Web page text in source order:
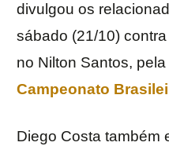
divulgou os
sábado (21/10) contra
no Nilton Santos,
Campeonato
Diego Costa também